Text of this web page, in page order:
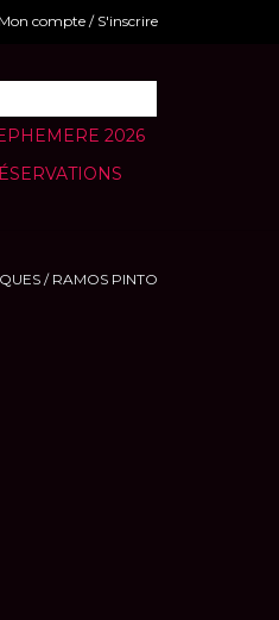
Mon compte / S'inscrire
2026
/ RAMOS PINTO